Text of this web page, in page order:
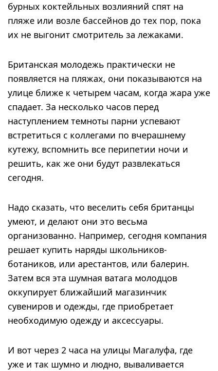
бурных коктейльных возлияний спят на
пляже или возле бассейнов до тех пор, пока
их не выгонит смотритель за лежаками.
Британская молодежь практически не
появляется на пляжах, они показываются на
улице ближе к четырем часам, когда жара уже
спадает. За несколько часов перед
наступлением темноты парни успевают
встретиться с коллегами по вчерашнему
кутежу, вспомнить все перипетии ночи и
решить, как же они будут развлекаться
сегодня.
Надо сказать, что веселить себя британцы
умеют, и делают они это весьма
организованно. Например, сегодня компания
решает купить наряды школьников-
ботаников, или арестантов, или балерин.
Затем вся эта шумная ватага молодцов
оккупирует ближайший магазинчик
сувениров и одежды, где приобретает
необходимую одежду и аксессуары.
И вот через 2 часа на улицы Магалуфа, где
уже и так шумно и людно, вываливается